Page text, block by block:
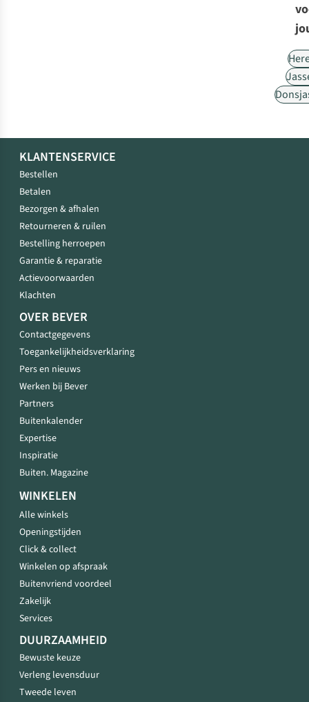
KLANTENSERVICE
Bestellen
Betalen
Bezorgen & afhalen
Retourneren & ruilen
Bestelling herroepen
Garantie & reparatie
Actievoorwaarden
Klachten
OVER BEVER
Contactgegevens
Toegankelijkheidsverklaring
Pers en nieuws
Werken bij Bever
Partners
Buitenkalender
Expertise
Inspiratie
Buiten. Magazine
WINKELEN
Alle winkels
Openingstijden
Click & collect
Winkelen op afspraak
Buitenvriend voordeel
Zakelijk
Services
DUURZAAMHEID
Bewuste keuze
Verleng levensduur
Tweede leven